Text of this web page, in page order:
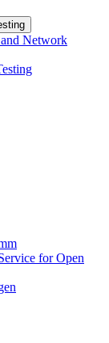
Network
for Open